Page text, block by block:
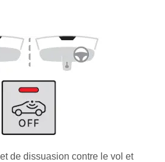
de dissuasion contre le vol et